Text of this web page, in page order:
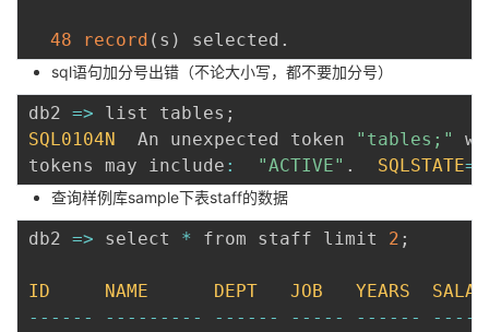
48 record ( s ) selected .
sql语句加分号出错（不论大小写，都不要加分号）
db2 => list tables ;
SQL0104N
  An unexpected token
"tables;"
tokens may include : "ACTIVE" . SQLSTATE=
查询样例库sample下表staff的数据
db2 => select * from staff limit 2 ;
ID NAME DEPT JOB YEARS
-- -- -- -- -- -- -- - -- -- -- -- -- - -- -- -- -- --